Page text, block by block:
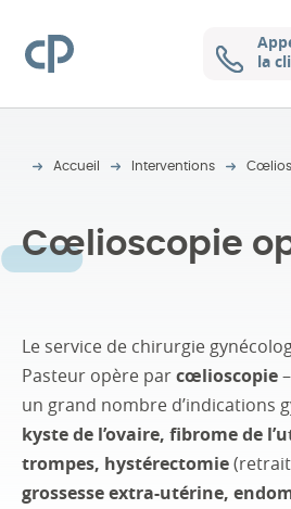
Clinique Pasteur
la
Accueil Interventions
Cœlioscopie
Le service de chirurgie
Pasteur opère parcœlioscopie
un grand nombre d’indications
kyste de l’ovaire, fibrome de
trompes, hystérectomie(retrait
grossesse extra-utérine,